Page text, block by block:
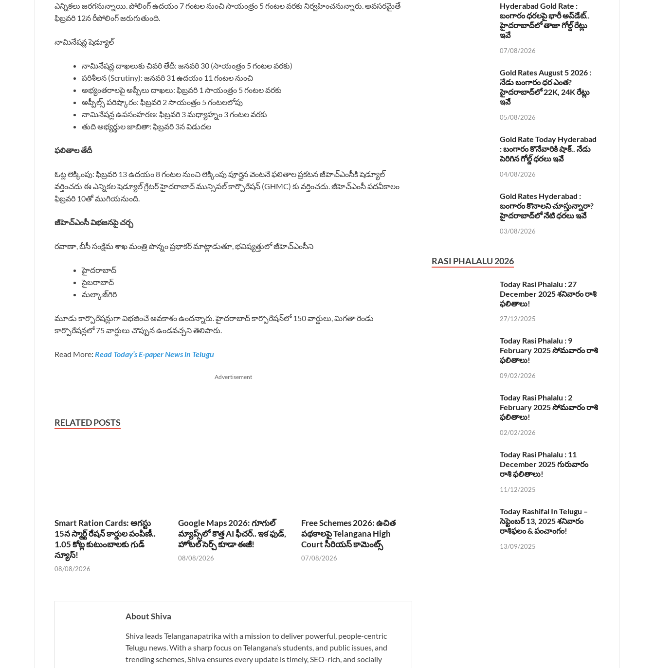
ఎన్నికలు జరగనున్నాయి. పోలింగ్ ఉదయం 7 గంటల నుంచి సాయంత్రం 5 గంటల వరకు నిర్వహించనున్నారు. అవసరమైతే
ఫిబ్రవరి 12న రీపోలింగ్ జరుగుతుంది.
నామినేషన్ల షెడ్యూల్
నామినేషన్ల దాఖలుకు చివరి తేదీ: జనవరి 30 (సాయంత్రం 5 గంటల వరకు)
పరిశీలన (Scrutiny): జనవరి 31 ఉదయం 11 గంటల నుంచి
అభ్యంతరాలపై అప్పీలు దాఖలు: ఫిబ్రవరి 1 సాయంత్రం 5 గంటల వరకు
అప్పీల్స్ పరిష్కారం: ఫిబ్రవరి 2 సాయంత్రం 5 గంటలలోపు
నామినేషన్ల ఉపసంహరణ: ఫిబ్రవరి 3 మధ్యాహ్నం 3 గంటల వరకు
తుది అభ్యర్థుల జాబితా: ఫిబ్రవరి 3న విడుదల
ఫలితాల తేదీ
ఓట్ల లెక్కింపు: ఫిబ్రవరి 13 ఉదయం 8 గంటల నుంచి లెక్కింపు పూర్తైన వెంటనే ఫలితాల ప్రకటన జీహెచ్ఎంసీకి షెడ్యూల్
వర్తించదు ఈ ఎన్నికల షెడ్యూల్ గ్రేటర్ హైదరాబాద్ మున్సిపల్ కార్పొరేషన్ (GHMC) కు వర్తించదు. జీహెచ్ఎంసీ పదవీకాలం
ఫిబ్రవరి 10తో ముగియనుంది.
జీహెచ్ఎంసీ విభజనపై చర్చ
రవాణా, బీసీ సంక్షేమ శాఖ మంత్రి పొన్నం ప్రభాకర్ మాట్లాడుతూ, భవిష్యత్తులో జీహెచ్ఎంసీని
హైదరాబాద్
సైబరాబాద్
మల్కాజ్‌గిరి
మూడు కార్పొరేషన్లుగా విభజించే అవకాశం ఉందన్నారు. హైదరాబాద్ కార్పొరేషన్‌లో 150 వార్డులు, మిగతా రెండు
కార్పొరేషన్లలో 75 వార్డులు చొప్పున ఉండవచ్చని తెలిపారు.
Read More: Read Today’s E-paper News in Telugu
Advertisement
RELATED POSTS
Smart Ration Cards: ఆగస్టు
15న స్మార్ట్ రేషన్ కార్డుల పంపిణీ..
1.05 కోట్ల కుటుంబాలకు గుడ్
న్యూస్!
08/08/2026
Google Maps 2026: గూగుల్
మ్యాప్స్‌లో కొత్త AI ఫీచర్.. ఇక ఫుడ్,
హోటల్ సెర్చ్ కూడా ఈజీ!
08/08/2026
Free Schemes 2026: ఉచిత
పథకాలపై Telangana High
Court సీరియస్ కామెంట్స్
07/08/2026
About Shiva
Shiva leads Telanganapatrika with a mission to deliver powerful, people-centric
Telugu news. With a sharp focus on Telangana’s students, and public issues, and
trending schemes, Shiva ensures every update is timely, SEO-rich, and socially
Hyderabad Gold Rate :
బంగారం ధరలపై భారీ అప్‌డేట్..
హైదరాబాద్‌లో తాజా గోల్డ్ రేట్లు
ఇవే
07/08/2026
Gold Rates August 5 2026 :
నేడు బంగారం ధర ఎంత?
హైదరాబాద్‌లో 22K, 24K రేట్లు
ఇవే
05/08/2026
Gold Rate Today Hyderabad
: బంగారం కొనేవారికి షాక్.. నేడు
పెరిగిన గోల్డ్ ధరలు ఇవే
04/08/2026
Gold Rates Hyderabad :
బంగారం కొనాలని చూస్తున్నారా?
హైదరాబాద్‌లో నేటి ధరలు ఇవే
03/08/2026
RASI PHALALU 2026
Today Rasi Phalalu : 27
December 2025 శనివారం రాశి
ఫలితాలు!
27/12/2025
Today Rasi Phalalu : 9
February 2025 సోమవారం రాశి
ఫలితాలు!
09/02/2026
Today Rasi Phalalu : 2
February 2025 సోమవారం రాశి
ఫలితాలు!
02/02/2026
Today Rasi Phalalu : 11
December 2025 గురువారం
రాశి ఫలితాలు!
11/12/2025
Today Rashifal In Telugu –
సెప్టెంబర్ 13, 2025 శనివారం
రాశిఫలం & పంచాంగం!
13/09/2025